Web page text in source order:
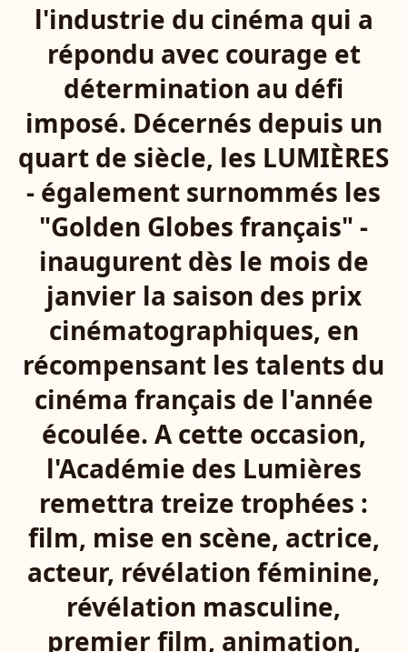
l'industrie du cinéma qui a
répondu avec courage et
détermination au défi
imposé. Décernés depuis un
quart de siècle, les LUMIÈRES
- également surnommés les
"Golden Globes français" -
inaugurent dès le mois de
janvier la saison des prix
cinématographiques, en
récompensant les talents du
cinéma français de l'année
écoulée. A cette occasion,
l'Académie des Lumières
remettra treize trophées :
film, mise en scène, actrice,
acteur, révélation féminine,
révélation masculine,
premier film, animation,